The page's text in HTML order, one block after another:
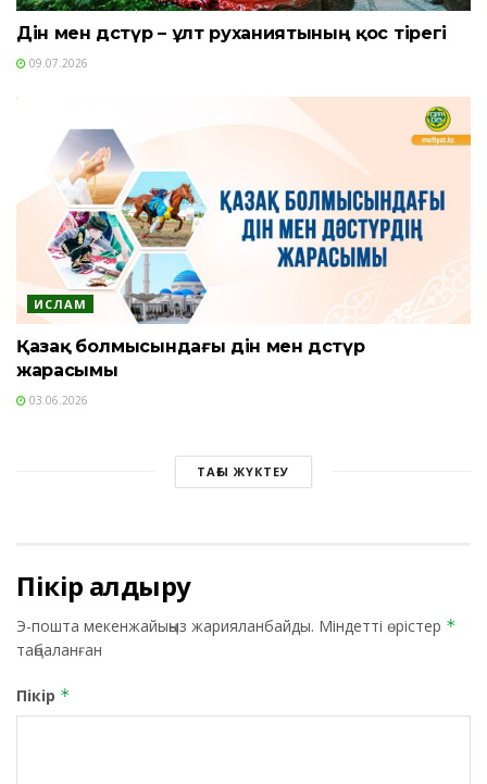
Дін мен дәстүр – ұлт руханиятының қос тірегі
09.07.2026
ИСЛАМ
Қазақ болмысындағы дін мен дәстүр
жарасымы
03.06.2026
ТАҒЫ ЖҮКТЕУ
Пікір қалдыру
Э-пошта мекенжайыңыз жарияланбайды. Міндетті өрістер *
таңбаланған
Пікір *